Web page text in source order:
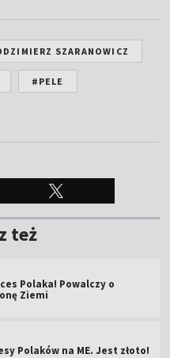
SZARANOWICZ
#PELE
też
Polaka! Powalczy o
Ziemi
Polaków na ME. Jest złoto!